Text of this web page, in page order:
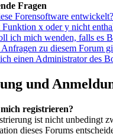
Fragen
Forensoftware entwickelt?
Funktion x oder y nicht
ich mich wenden, falls es
zu diesem Forum
einen Administrator des
und
registrieren?
ist nicht unbedingt
dieses Forums